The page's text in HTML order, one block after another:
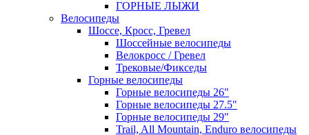
ГОРНЫЕ ЛЫЖИ
Велосипеды
Шоссе, Кросс, Гревел
Шоссейные велосипеды
Велокросс / Гревел
Трековые/Фикседы
Горные велосипеды
Горные велосипеды 26"
Горные велосипеды 27.5"
Горные велосипеды 29"
Trail, All Mountain, Enduro велосипеды